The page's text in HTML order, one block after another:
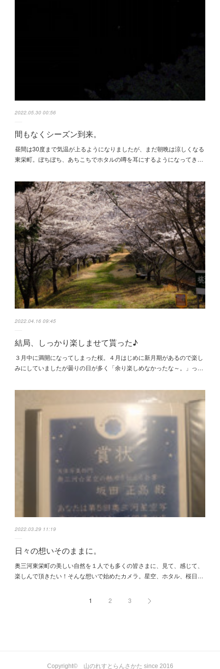
2022.05.30 00:56
間もなくシーズン到来。
昼間は30度まで気温が上るようになりましたが、まだ朝晩は涼しくなる
東栄町。ぼちぼち、あちこちでホタルの噂を耳にするようになってき…
2022.04.16 09:45
結局、しっかり楽しませて貰った♪
３月中に満開になってしまった桜。４月はじめに新月期があるので楽し
みにしていましたが曇りの日が多く「余り楽しめなかったな～。」っ…
2022.03.29 11:19
日々の想いそのままに。
奥三河東栄町の美しい自然を１人でも多くの皆さまに、見て、感じて、
楽しんで頂きたい！そんな想いで始めたカメラ。星空、ホタル、桜日…
1 2 3
Copyright© 山のれすとらんさかた since 2016